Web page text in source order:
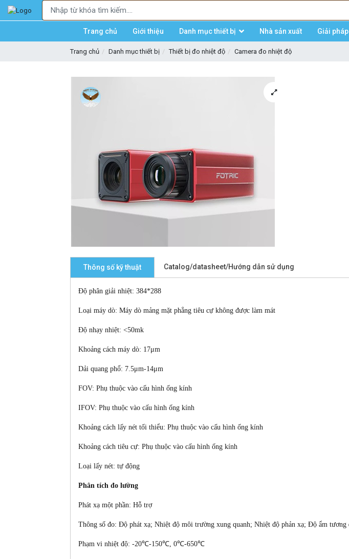
Trang chủ Giới thiệu Danh mục thiết bị Nhà sản xuất Giải pháp
Trang chủ Danh mục thiết bị Thiết bị đo nhiệt độ Camera đo nhiệt độ
Thông số kỹ thuật Catalog/datasheet/Hướng dẫn sử dụng
Độ phân giải nhiệt: 384*288
Loại máy dò: Máy dò mảng mặt phẳng tiêu cự không được làm mát
Độ nhạy nhiệt: <50mk
Khoảng cách máy dò: 17μm
Dải quang phổ: 7.5μm-14μm
FOV: Phụ thuộc vào cấu hình ống kính
IFOV: Phụ thuộc vào cấu hình ống kính
Khoảng cách lấy nét tối thiểu: Phụ thuộc vào cấu hình ống kính
Khoảng cách tiêu cự: Phụ thuộc vào cấu hình ống kính
Loại lấy nét: tự động
Phân tích đo lường
Phát xạ một phần: Hỗ trợ
Thông số đo: Độ phát xạ; Nhiệt độ môi trường xung quanh; Nhiệt độ phản xạ; Độ ẩm tương
Phạm vi nhiệt độ: -20℃-150℃, 0℃-650℃